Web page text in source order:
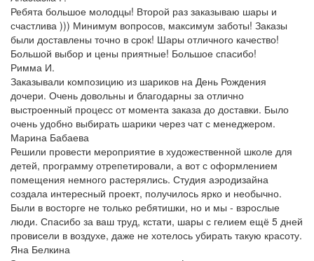
Ребята большое молодцы! Второй раз заказываю шары и
счастлива ))) Минимум вопросов, максимум заботы! Заказы
были доставлены точно в срок! Шары отличного качество!
Большой выбор и цены приятные! Большое спасибо!
Римма И.
Заказывали композицию из шариков на День Рождения
дочери. Очень довольны и благодарны за отлично
выстроенный процесс от момента заказа до доставки. Было
очень удобно выбирать шарики через чат с менеджером.
Марина Бабаева
Решили провести мероприятие в художественной школе для
детей, программу отрепетировали, а вот с оформлением
помещения немного растерялись. Студия аэродизайна
создала интересный проект, получилось ярко и необычно.
Были в восторге не только ребятишки, но и мы - взрослые
люди. Спасибо за ваш труд, кстати, шары с гелием ещё 5 дней
провисели в воздухе, даже не хотелось убирать такую красоту.
Яна Белкина